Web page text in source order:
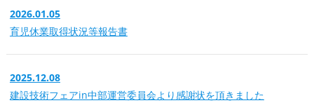
2026.01.05
育児休業取得状況等報告書
2025.12.08
建設技術フェアin中部運営委員会より感謝状を頂きました